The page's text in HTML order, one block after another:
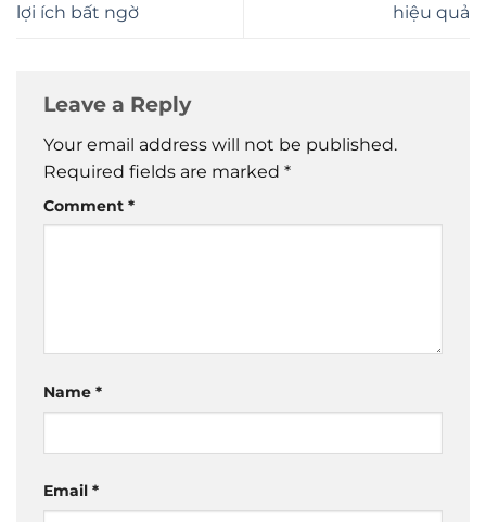
lợi ích bất ngờ
hiệu quả
Leave a Reply
Your email address will not be published.
Required fields are marked *
Comment *
Name *
Email *